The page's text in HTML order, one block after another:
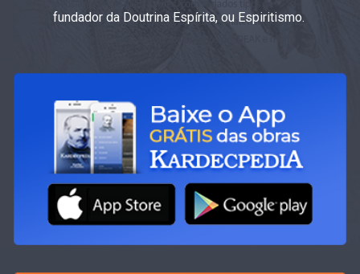
fundador da Doutrina Espírita, ou Espiritismo.